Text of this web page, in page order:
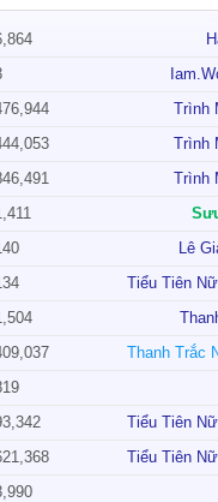
Trình
Trình
Trình
Lê
của mấy bạn được ạ